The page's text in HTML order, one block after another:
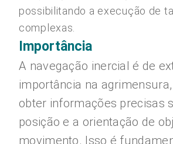
possibilitando a execução de
complexas.
Importância
A navegação inercial é de
importância na
obter informações precisas
posição e a orientação de
movimento. Isso é